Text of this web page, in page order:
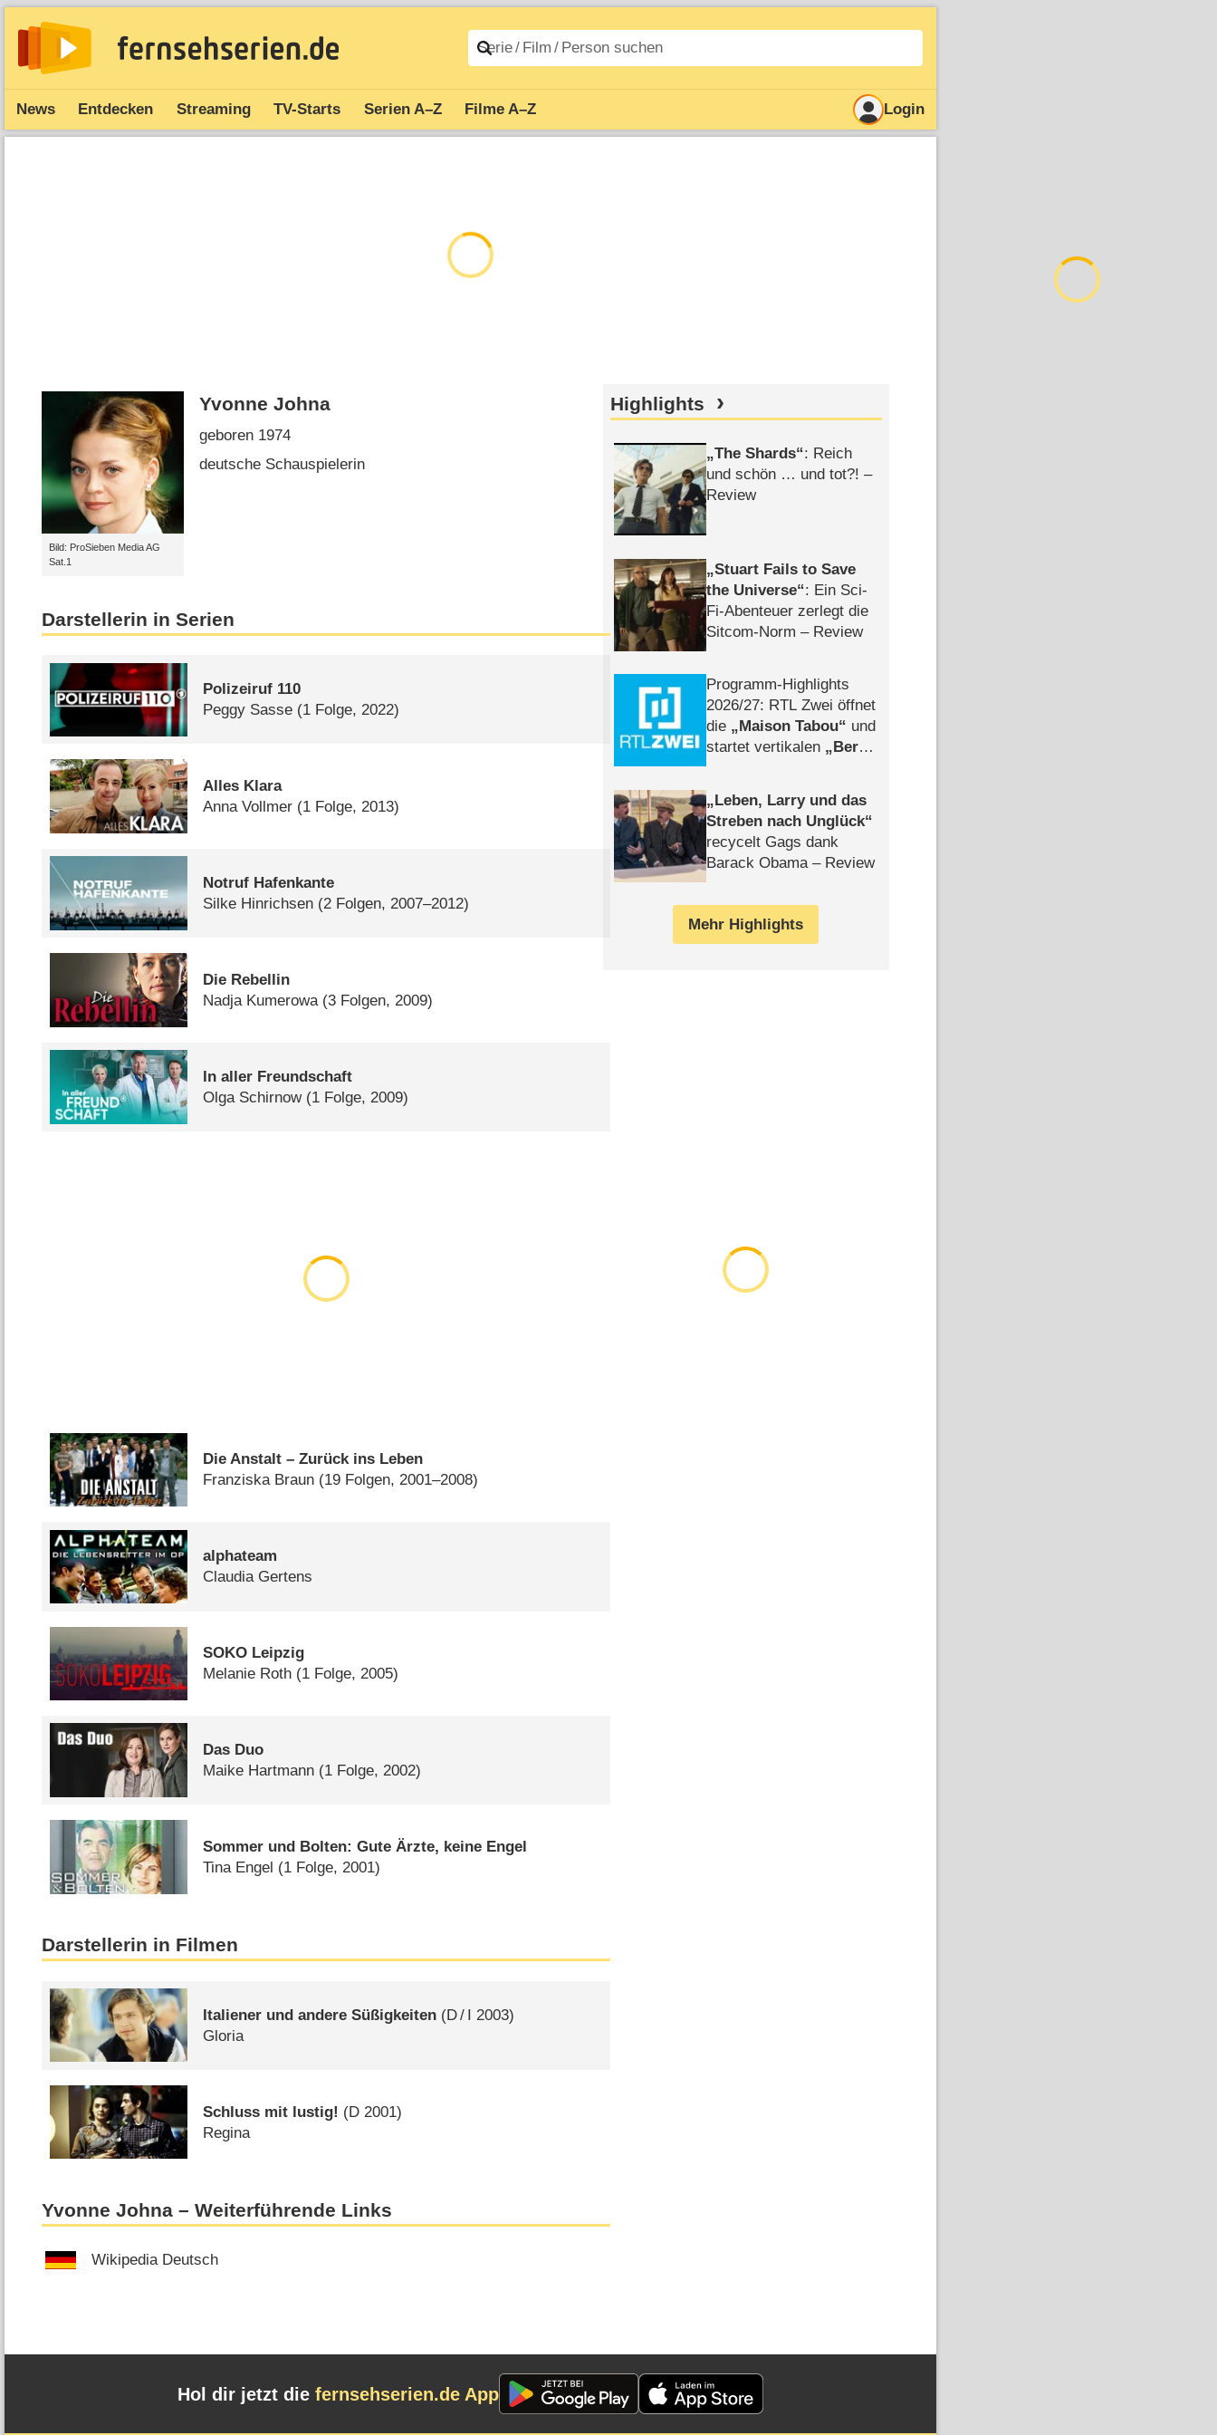
News Entdecken Streaming TV-Starts Serien A–Z Filme A–Z Login
Bild: ProSieben Media AG
Sat.1
Yvonne Johna
geboren 1974
deutsche Schauspielerin
Darstellerin in Serien
Polizeiruf 110
Peggy Sasse (1 Folge, 2022)
Alles Klara
Anna Vollmer (1 Folge, 2013)
Notruf Hafenkante
Silke Hinrichsen (2 Folgen, 2007–2012)
Die Rebellin
Nadja Kumerowa (3 Folgen, 2009)
In aller Freundschaft
Olga Schirnow (1 Folge, 2009)
Die Anstalt – Zurück ins Leben
Franziska Braun (19 Folgen, 2001–2008)
alphateam
Claudia Gertens
SOKO Leipzig
Melanie Roth (1 Folge, 2005)
Das Duo
Maike Hartmann (1 Folge, 2002)
Sommer und Bolten: Gute Ärzte, keine Engel
Tina Engel (1 Folge, 2001)
Darstellerin in Filmen
Italiener und andere Süßigkeiten (D/ I 2003)
Gloria
Schluss mit lustig! (D 2001)
Regina
Yvonne Johna – Weiterführende Links
Wikipedia Deutsch
Highlights
The Shards : Reich
und schön … und tot?! –
Review
Stuart Fails to Save
the Universe : Ein Sci-
Fi-Abenteuer zerlegt die
Sitcom-Norm – Review
Programm-Highlights
2026/​27: RTL Zwei öffnet
die
Maison Tabou
und
startet vertikalen
Berlin
Leben, Larry und das
Streben nach Unglück
recycelt Gags dank
Barack Obama – Review
Mehr Highlights
Hol dir jetzt die fernsehserien.de App